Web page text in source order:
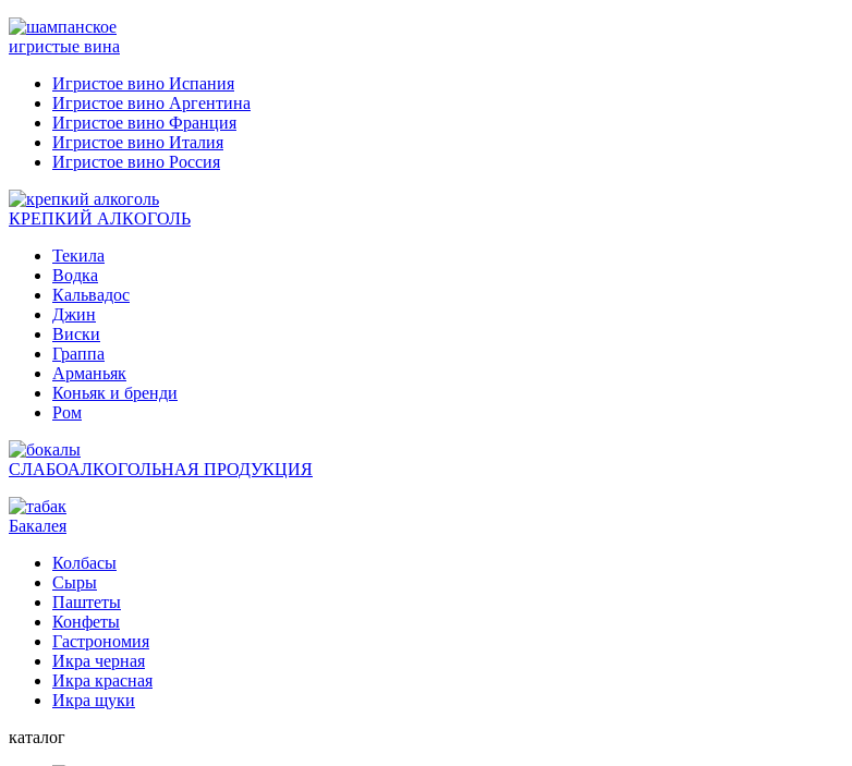
игристые вина
Игристое вино Испания
Игристое вино Аргентина
Игристое вино Франция
Игристое вино Италия
Игристое вино Россия
КРЕПКИЙ АЛКОГОЛЬ
Текила
Водка
Кальвадос
Джин
Виски
Граппа
Арманьяк
Коньяк и бренди
Ром
СЛАБОАЛКОГОЛЬНАЯ ПРОДУКЦИЯ
Бакалея
Колбасы
Сыры
Паштеты
Конфеты
Гастрономия
Икра черная
Икра красная
Икра щуки
каталог